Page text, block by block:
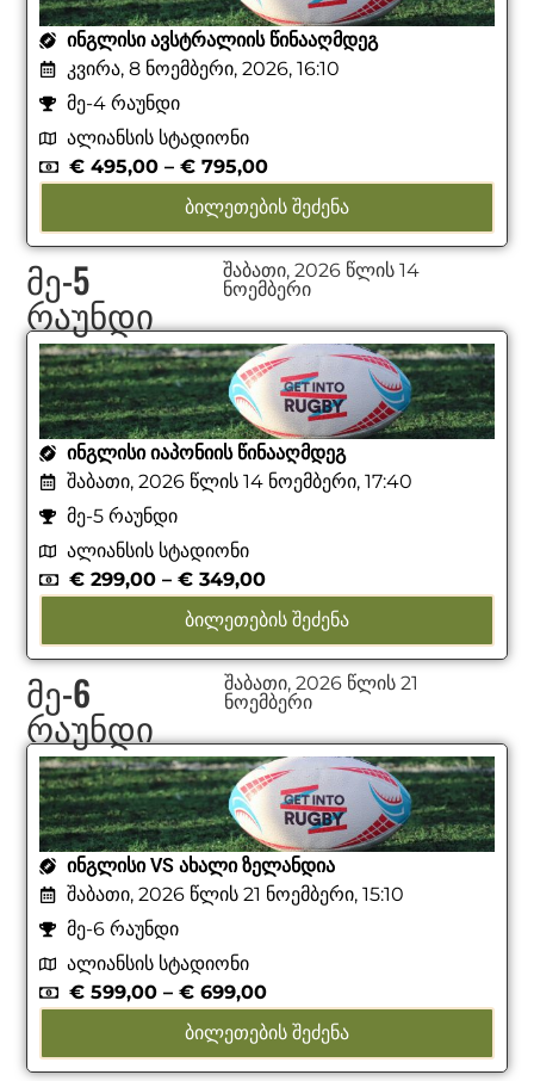
ᲘᲜᲒᲚᲘᲡᲘ ᲐᲕᲡᲢᲠᲐᲚᲘᲘᲡ ᲬᲘᲜᲐᲐᲦᲛᲓᲔᲒ
კვირა, 8 ნოემბერი, 2026, 16:10
მე-4 რაუნდი
ალიანსის სტადიონი
€ 495,00 – € 795,00
ᲑᲘᲚᲔᲗᲔᲑᲘᲡ ᲨᲔᲫᲔᲜᲐ
მე-5
რაუნდი
შაბათი, 2026 წლის 14
ნოემბერი
ᲘᲜᲒᲚᲘᲡᲘ ᲘᲐᲞᲝᲜᲘᲘᲡ ᲬᲘᲜᲐᲐᲦᲛᲓᲔᲒ
შაბათი, 2026 წლის 14 ნოემბერი, 17:40
მე-5 რაუნდი
ალიანსის სტადიონი
€ 299,00 – € 349,00
ᲑᲘᲚᲔᲗᲔᲑᲘᲡ ᲨᲔᲫᲔᲜᲐ
მე-6
რაუნდი
შაბათი, 2026 წლის 21
ნოემბერი
ᲘᲜᲒᲚᲘᲡᲘ VS ᲐᲮᲐᲚᲘ ᲖᲔᲚᲐᲜᲓᲘᲐ
შაბათი, 2026 წლის 21 ნოემბერი, 15:10
მე-6 რაუნდი
ალიანსის სტადიონი
€ 599,00 – € 699,00
ᲑᲘᲚᲔᲗᲔᲑᲘᲡ ᲨᲔᲫᲔᲜᲐ